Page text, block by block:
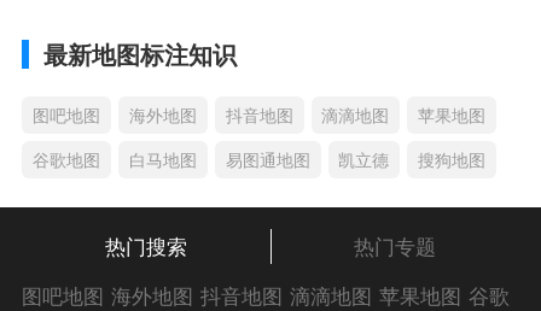
最新地图标注知识
图吧地图 海外地图 抖音地图 滴滴地图
苹果地图
谷歌地图
白马地图 易图通地图 凯立德 搜狗地图
热门搜索
热门专题
图吧地图 海外地图 抖音地图 滴滴地图 苹果地图 谷歌